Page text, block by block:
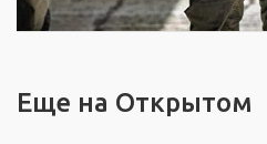
Еще на Открытом